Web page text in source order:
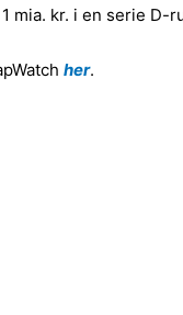
mia. kr. i en serie D-
her.